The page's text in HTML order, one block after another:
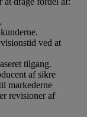
ved at
tilgang.
af sikre
markederne
revisioner af